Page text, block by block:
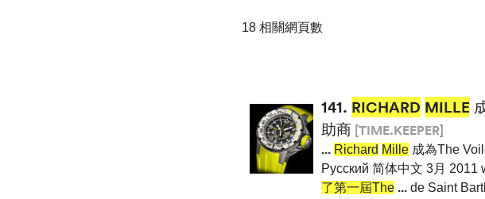
18 相關網頁數
141. RICHARD MILLE
助商 [TIME.KEEPER]
... Richard Mille 成為The
Pусский 简体中文 3月
了第一屆The ... de Saint